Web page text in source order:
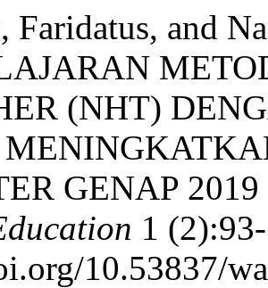
Faridatus, and
(NHT)
GENAP
1
10.53837/